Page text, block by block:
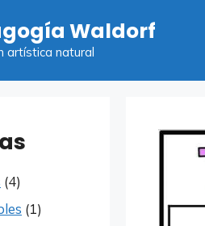
Waldorf
artística natural
(4)
(1)